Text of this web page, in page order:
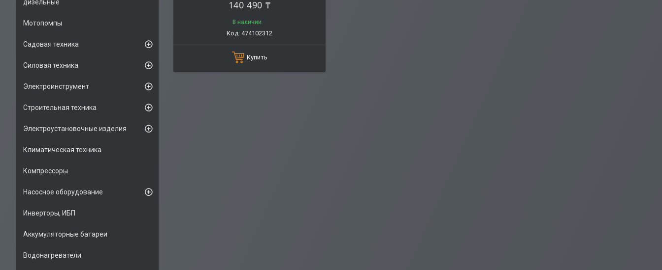
140 490 ₸
В наличии
474102312
Купить
дизельные
Мотопомпы
Садовая техника
Силовая техника
Электроинструмент
Строительная техника
Электроустановочные изделия
Климатическая техника
Компрессоры
Насосное оборудование
Инверторы, ИБП
Аккумуляторные батареи
Водонагреватели